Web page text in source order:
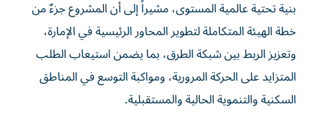
بنية تحتية عالمية المستوى، مشيراً إلى أن المشروع جزءٌ من
خطة الهيئة المتكاملة لتطوير المحاور الرئيسية في الإمارة،
وتعزيز الربط بين شبكة الطرق، بما يضمن استيعاب الطلب
المتزايد على الحركة المرورية، ومواكبة التوسع في المناطق
السكنية والتنموية الحالية والمستقبلية.